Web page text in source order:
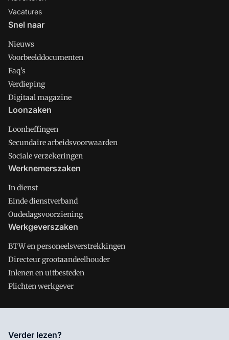
Vacatures
Snel naar
Nieuws
Voorbeelddocumenten
Faq's
Verdieping
Digitaal magazine
Loonzaken
Loonheffingen
Secundaire arbeidsvoorwaarden
Sociale verzekeringen
Werknemerszaken
In dienst
Einde dienstverband
Oudedagsvoorziening
Werkgeverszaken
BTW en personeelsverstrekkingen
Directeur grootaandeelhouder
Inlenen en uitbesteden
Plichten werkgever
Salarisnet is onderdeel van VMN media. Lees in
Verder lezen?